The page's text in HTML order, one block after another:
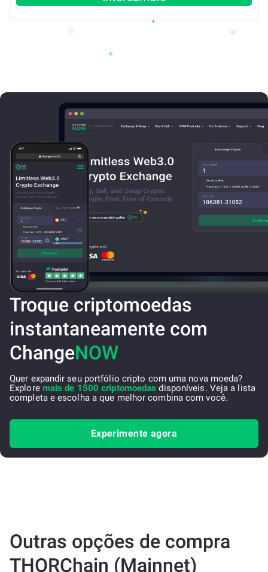
Troque criptomoedas
instantaneamente com
ChangeNOW
Quer expandir seu portfólio cripto com uma nova moeda?
Explore mais de 1500 criptomoedas disponíveis. Veja a lista
completa e escolha a que melhor combina com você.
Experimente agora
Outras opções de compra
THORChain (Mainnet)